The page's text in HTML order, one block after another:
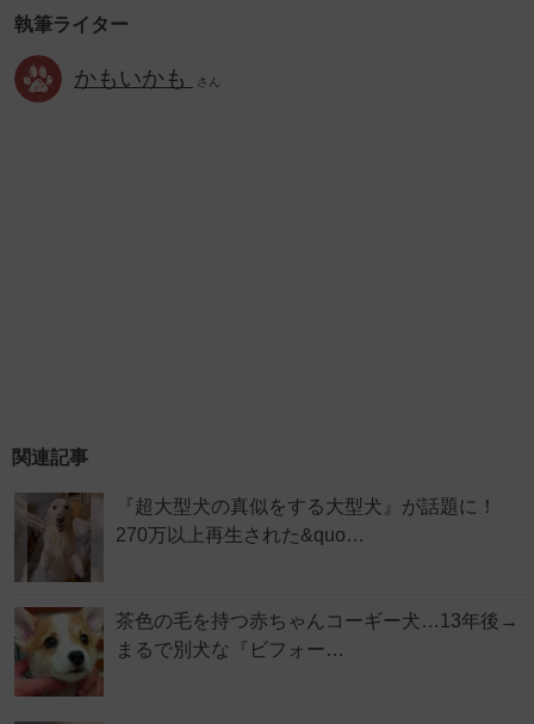
執筆ライター
かもいかも さん
関連記事
『超大型犬の真似をする大型犬』が話題に！
270万以上再生された&quo…
茶色の毛を持つ赤ちゃんコーギー犬…13年後→
まるで別犬な『ビフォー…